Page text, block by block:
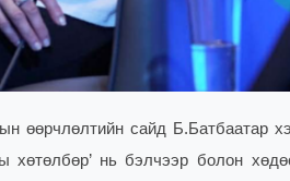
өөрчлөлтийн сайд Б.Батбаатар
хөтөлбөр’ нь бэлчээр болон